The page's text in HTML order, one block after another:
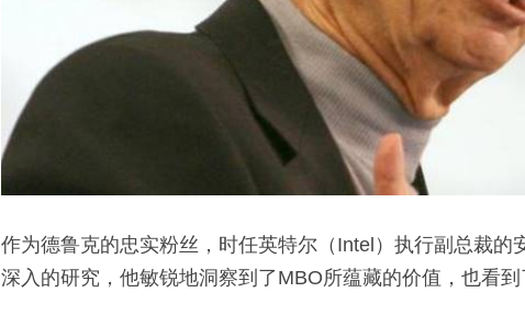
作为德鲁克的忠实粉丝，时任英特尔（Intel）执行副总裁的
深入的研究，他敏锐地洞察到了MBO所蕴藏的价值，也看到